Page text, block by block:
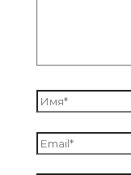
Имя*
Email*